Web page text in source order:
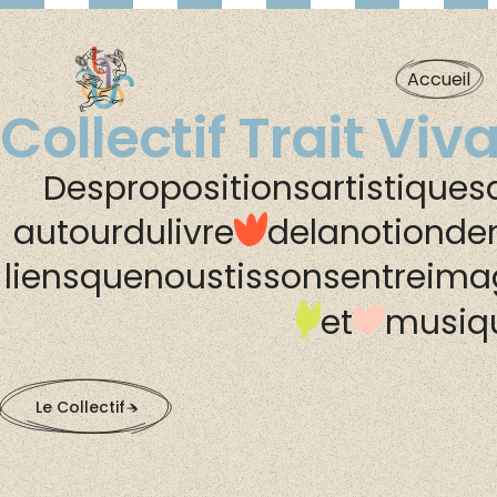
Accueil
Collectif Trait
Despropositionsartistiques
autourdulivre delanotionde
liensquenoustissonsentre
et
Le Collectif